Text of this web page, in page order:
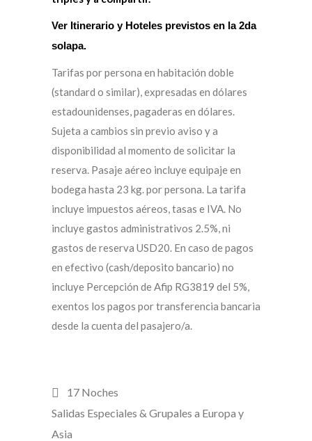
Ver Itinerario y Hoteles previstos en la 2da
solapa.
Tarifas por persona en habitación doble
(standard o similar), expresadas en dólares
estadounidenses, pagaderas en dólares.
Sujeta a cambios sin previo aviso y a
disponibilidad al momento de solicitar la
reserva. Pasaje aéreo incluye equipaje en
bodega hasta 23 kg. por persona. La tarifa
incluye impuestos aéreos, tasas e IVA. No
incluye gastos administrativos 2.5%, ni
gastos de reserva USD20. En caso de pagos
en efectivo (cash/deposito bancario) no
incluye Percepción de Afip RG3819 del 5%,
exentos los pagos por transferencia bancaria
desde la cuenta del pasajero/a.
17 Noches
Salidas Especiales & Grupales a Europa y
Asia